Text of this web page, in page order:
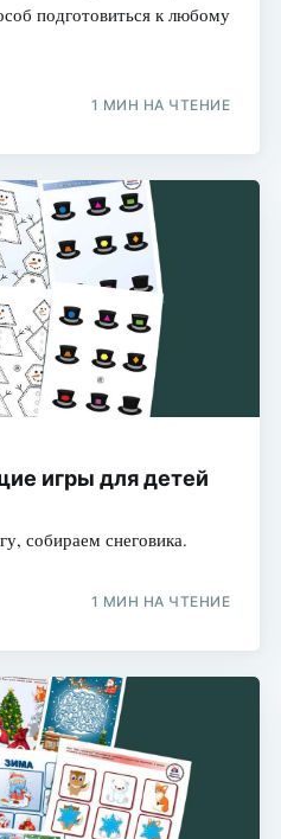
подготовиться к любому
1 МИН НА ЧТЕНИЕ
игры для детей
собираем снеговика.
1 МИН НА ЧТЕНИЕ